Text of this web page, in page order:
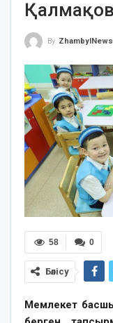
Қалмақов
By ZhambylNews
0
58
Бөлісу
Мемлекет